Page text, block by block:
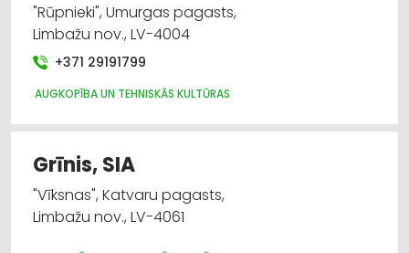
"Rūpnieki", Umurgas pagasts,
Limbažu nov., LV-4004
+371 29191799
AUGKOPĪBA UN TEHNISKĀS KULTŪRAS
Grīnis, SIA
"Vīksnas", Katvaru pagasts,
Limbažu nov., LV-4061